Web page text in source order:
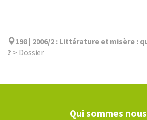
198 | 2006/2 : Littérature et misère :
? > Dossier
Qui sommes